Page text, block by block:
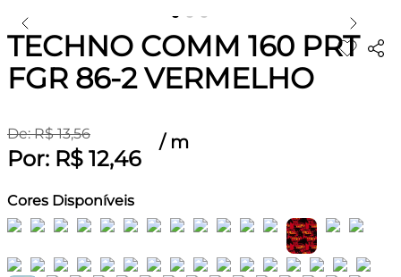
TECHNO COMM 160 PRT
FGR 86-2 VERMELHO
De:R$ 13,56
Por: R$ 12,46
/ m
Cores Disponíveis